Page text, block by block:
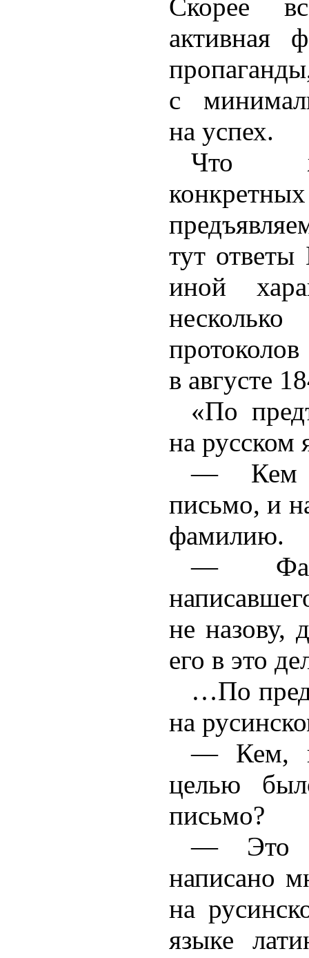
Скорее
активная
с
на успех.
Что
тут ответы
иной
в августе
«По
на русском
— Кем
письмо, и
фамилию.
—
не назову,
его в это
…По
на
— Кем,
целью
письмо?
— Это
написано
на
языке